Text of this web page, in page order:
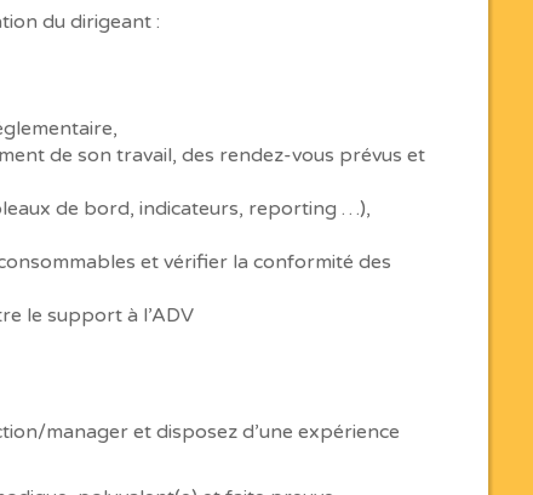
du dirigeant :
de son travail, des rendez-vous prévus et
de bord, indicateurs, reporting …),
et vérifier la conformité des
le support à l’ADV
manager et disposez d’une expérience